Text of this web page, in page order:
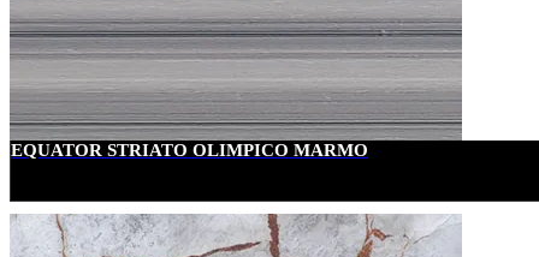
EQUATOR STRIATO OLIMPICO MARMO